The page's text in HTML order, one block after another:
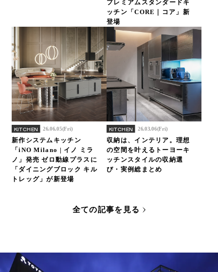
プレミアムスタンダードキ
ッチン「CORE｜コア」新
登場
KITCHEN 26.06.05(Fri)
新作システムキッチン
「iNO Milano | イノ ミラ
ノ」発売 ゼロ動線プラスに
「ダイニングブロック キル
トレッグ」が新登場
KITCHEN 26.03.06(Fri)
収納は、インテリア。理想
の空間を叶えるトーヨーキ
ッチンスタイルの収納選
び・実例総まとめ
全ての記事を見る